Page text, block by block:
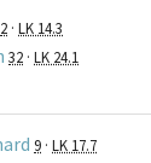
2 · LK 14.3
32 · LK 24.1
9 · LK 17.7